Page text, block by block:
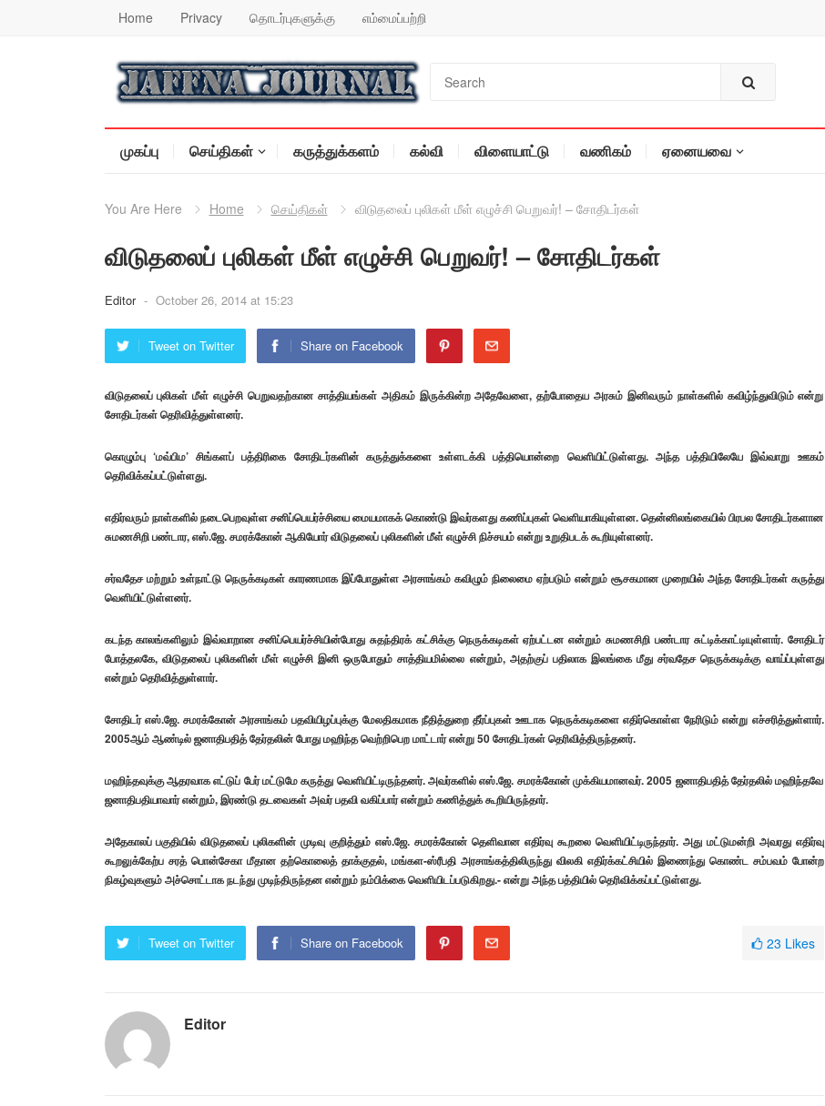
Home Privacy தொடர்புகளுக்கு எம்மைப்பற்றி
முகப்பு செய்திகள் கருத்துக்களம் கல்வி விளையாட்டு வணிகம் ஏனையவை
You Are Here Home செய்திகள் விடுதலைப் புலிகள் மீள் எழுச்சி பெறுவர்! – சோதிடர்கள்
விடுதலைப் புலிகள் மீள் எழுச்சி பெறுவர்! – சோதிடர்கள்
Editor - October 26, 2014 at 15:23
Tweet on Twitter Share on Facebook
விடுதலைப் புலிகள் மீள் எழுச்சி பெறுவதற்கான சாத்தியங்கள் அதிகம் இருக்கின்ற அதேவேளை, தற்போதைய அரசும் இனிவரும் நாள்களில் கவிழ்ந்துவிடும் என்று
சோதிடர்கள் தெரிவித்துள்ளனர்.
கொழும்பு ‘மவ்பிம’ சிங்களப் பத்திரிகை சோதிடர்களின் கருத்துக்களை உள்ளடக்கி பத்தியொன்றை வெளியிட்டுள்ளது. அந்த பத்தியிலேயே இவ்வாறு ஊகம்
தெரிவிக்கப்பட்டுள்ளது.
எதிர்வரும் நாள்களில் நடைபெறவுள்ள சனிப்பெயர்ச்சியை மையமாகக் கொண்டு இவர்களது கணிப்புகள் வெளியாகியுள்ளன. தென்னிலங்கையில் பிரபல சோதிடர்களான
சுமணசிறி பண்டார, எஸ்.ஜே. சமரக்கோன் ஆகியோர் விடுதலைப் புலிகளின் மீள் எழுச்சி நிச்சயம் என்று உறுதிபடக் கூறியுள்ளனர்.
சர்வதேச மற்றும் உள்நாட்டு நெருக்கடிகள் காரணமாக இப்போதுள்ள அரசாங்கம் கவிழும் நிலைமை ஏற்படும் என்றும் சூசகமான முறையில் அந்த சோதிடர்கள் கருத்து
வெளியிட்டுள்ளனர்.
கடந்த காலங்களிலும் இவ்வாறான சனிப்பெயர்ச்சியின்போது சுதந்திரக் கட்சிக்கு நெருக்கடிகள் ஏற்பட்டன என்றும் சுமணசிறி பண்டார சுட்டிக்காட்டியுள்ளார். சோதிடர்
போத்தலகே, விடுதலைப் புலிகளின் மீள் எழுச்சி இனி ஒருபோதும் சாத்தியமில்லை என்றும், அதற்குப் பதிலாக இலங்கை மீது சர்வதேச நெருக்கடிக்கு வாய்ப்புள்ளது
என்றும் தெரிவித்துள்ளார்.
சோதிடர் எஸ்.ஜே. சமரக்கோன் அரசாங்கம் பதவியிழப்புக்கு மேலதிகமாக நீதித்துறை தீர்ப்புகள் ஊடாக நெருக்கடிகளை எதிர்கொள்ள நேரிடும் என்று எச்சரித்துள்ளார்.
2005ஆம் ஆண்டில் ஜனாதிபதித் தேர்தலின் போது மஹிந்த வெற்றிபெற மாட்டார் என்று 50 சோதிடர்கள் தெரிவித்திருந்தனர்.
மஹிந்தவுக்கு ஆதரவாக எட்டுப் பேர் மட்டுமே கருத்து வெளியிட்டிருந்தனர். அவர்களில் எஸ்.ஜே. சமரக்கோன் முக்கியமானவர். 2005 ஜனாதிபதித் தேர்தலில் மஹிந்தவே
ஜனாதிபதியாவார் என்றும், இரண்டு தடவைகள் அவர் பதவி வகிப்பார் என்றும் கணித்துக் கூறியிருந்தார்.
அதேகாலப் பகுதியில் விடுதலைப் புலிகளின் முடிவு குறித்தும் எஸ்.ஜே. சமரக்கோன் தெளிவான எதிர்வு கூறலை வெளியிட்டிருந்தார். அது மட்டுமன்றி அவரது எதிர்வு
கூறலுக்கேற்ப சரத் பொன்சேகா மீதான தற்கொலைத் தாக்குதல், மங்கள-ஸ்ரீபதி அரசாங்கத்திலிருந்து விலகி எதிர்க்கட்சியில் இணைந்து கொண்ட சம்பவம் போன்ற
நிகழ்வுகளும் அச்சொட்டாக நடந்து முடிந்திருந்தன என்றும் நம்பிக்கை வெளியிடப்படுகிறது.- என்று அந்த பத்தியில் தெரிவிக்கப்பட்டுள்ளது.
Tweet on Twitter Share on Facebook 23 Likes
Editor